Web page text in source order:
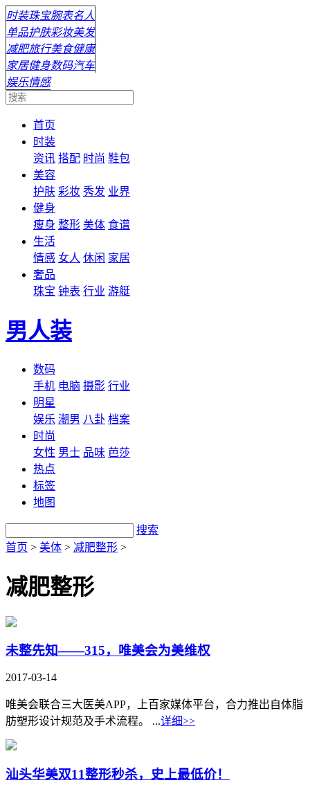
时装珠宝腕表名人
单品护肤彩妆美发
减肥旅行美食健康
家居健身数码汽车
娱乐情感
首页
时装
资讯 搭配 时尚 鞋包
美容
护肤 彩妆 秀发 业界
健身
瘦身 整形 美体 食谱
生活
情感 女人 休闲 家居
奢品
珠宝 钟表 行业 游艇
男人装
数码
手机 电脑 摄影 行业
明星
娱乐 潮男 八卦 档案
时尚
女性 男士 品味 芭莎
热点
标签
地图
搜索
首页 > 美体 > 减肥整形 >
减肥整形
未整先知——315，唯美会为美维权
2017-03-14
唯美会联合三大医美APP，上百家媒体平台，合力推出自体脂
肪塑形设计规范及手术流程。 ...详细>>
汕头华美双11整形秒杀，史上最低价！